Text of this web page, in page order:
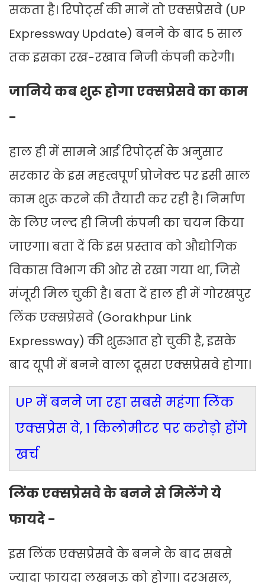
सकता है। रिपोर्ट्स की मानें तो एक्सप्रेसवे (UP
Expressway Update) बनने के बाद 5 साल
तक इसका रख-रखाव निजी कंपनी करेगी।
जानिये कब शुरू होगा एक्सप्रेसवे का काम
-
हाल ही में सामने आई रिपोर्ट्स के अनुसार
सरकार के इस महत्वपूर्ण प्रोजेक्ट पर इसी साल
काम शुरू करने की तैयारी कर रही है। निर्माण
के लिए जल्द ही निजी कंपनी का चयन किया
जाएगा। बता दें कि इस प्रस्ताव को औद्योगिक
विकास विभाग की ओर से रखा गया था, जिसे
मंजूरी मिल चुकी है। बता दें हाल ही में गोरखपुर
लिंक एक्सप्रेसवे (Gorakhpur Link
Expressway) की शुरुआत हो चुकी है, इसके
बाद यूपी में बनने वाला दूसरा एक्सप्रेसवे होगा।
UP में बनने जा रहा सबसे महंगा लिंक
एक्सप्रेस वे, 1 किलोमीटर पर करोड़ो होंगे
खर्च
लिंक एक्सप्रेसवे के बनने से मिलेंगे ये
फायदे -
इस लिंक एक्सप्रेसवे के बनने के बाद सबसे
ज्यादा फायदा लखनऊ को होगा। दरअसल,